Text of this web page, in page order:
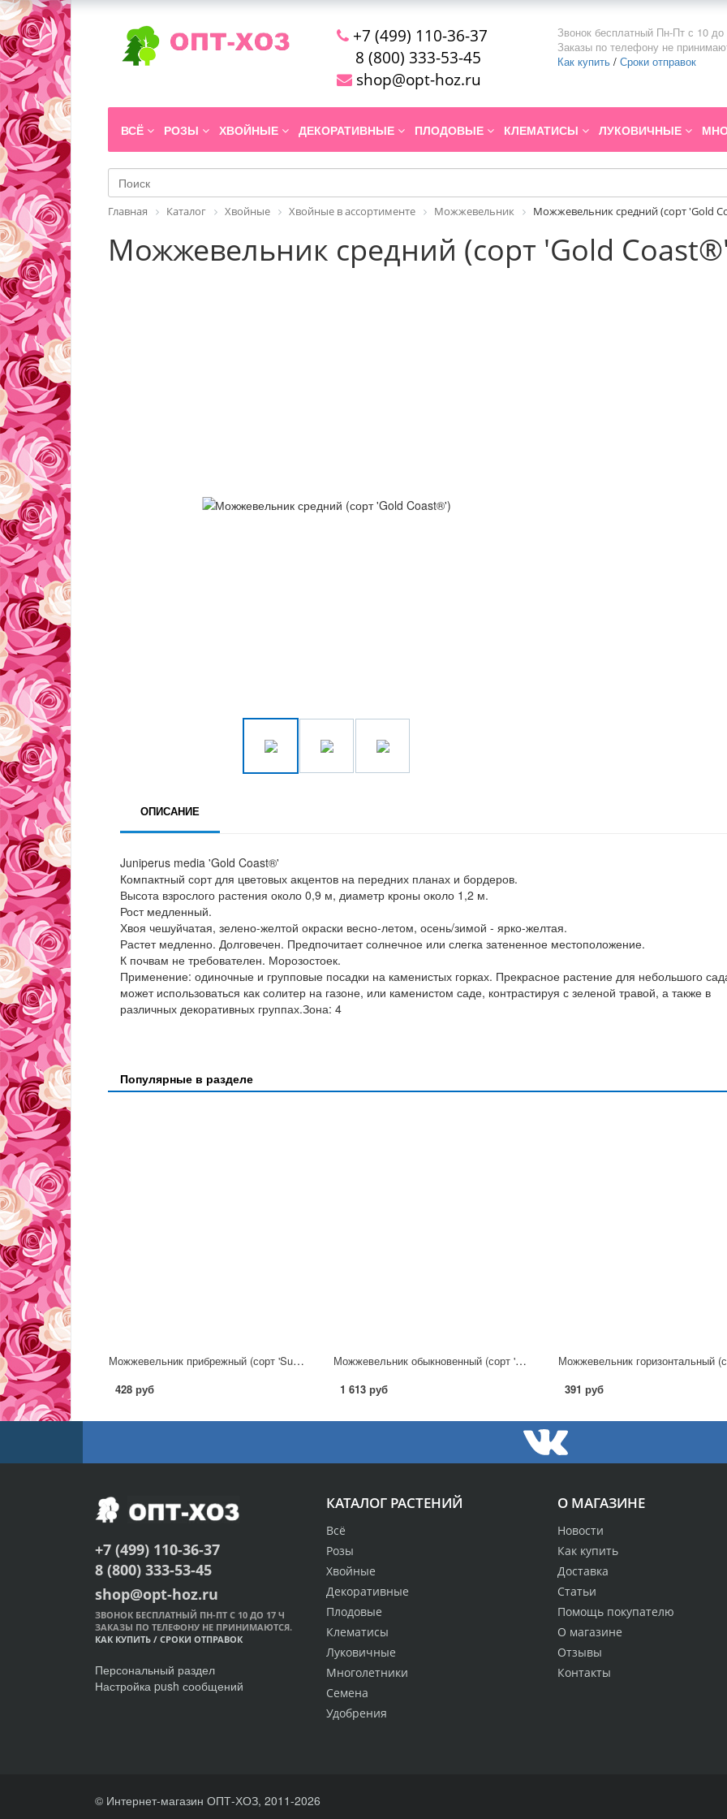
+7 (499) 110-36-37
8 (800) 333-53-45
shop@opt-hoz.ru
Звонок бесплатный Пн-Пт с 10 до
Заказы по телефону не
Как купить / Сроки отправок
ВСЁ РОЗЫ ХВОЙНЫЕ ДЕКОРАТИВНЫЕ ПЛОДОВЫЕ КЛЕМАТИСЫ ЛУКОВИЧНЫЕ
Главная Каталог Хвойные Хвойные в ассортименте Можжевельник Можжевельник средний (сорт 'Gold
Можжевельник средний (сорт 'Gold
ОПИСАНИЕ
Juniperus media 'Gold Coast®'
Компактный сорт для цветовых акцентов на передних планах и бордеров.
Высота взрослого растения около 0,9 м, диаметр кроны около 1,2 м.
Рост медленный.
Хвоя чешуйчатая, зелено-желтой окраски весно-летом, осень/зимой - ярко-желтая.
Растет медленно. Долговечен. Предпочитает солнечное или слегка затененное местоположение.
К почвам не требователен. Морозостоек.
Применение: одиночные и групповые посадки на каменистых горках. Прекрасное растение для небольшого
может использоваться как солитер на газоне, или каменистом саде, контрастируя с зеленой травой, а также в
различных декоративных группах.Зона: 4
Популярные в разделе
Можжевельник прибрежный (сорт 'Sunflower')
428 руб
Можжевельник обыкновенный (сорт 'Depressa Aurea') C3
1 613 руб 391 руб
О МАГАЗИНЕ
Новости
Как купить
Доставка
Статьи
Помощь покупателю
О магазине
Отзывы
Контакты
КАТАЛОГ РАСТЕНИЙ
Всё
Розы
Хвойные
Декоративные
Плодовые
Клематисы
Луковичные
Многолетники
Семена
Удобрения
+7 (499) 110-36-37
8 (800) 333-53-45
shop@opt-hoz.ru
ЗВОНОК БЕСПЛАТНЫЙ ПН-ПТ С 10 ДО 17 Ч
ЗАКАЗЫ ПО ТЕЛЕФОНУ НЕ ПРИНИМАЮТСЯ.
КАК КУПИТЬ / СРОКИ ОТПРАВОК
Персональный раздел
Настройка push сообщений
© Интернет-магазин ОПТ-ХОЗ, 2011-2026